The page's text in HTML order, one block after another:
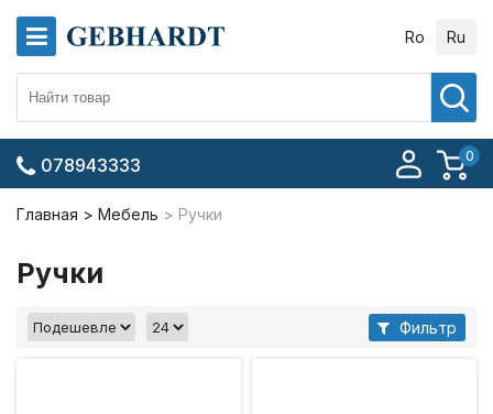
Ro Ru
0
078943333
Главная Мебель Ручки
Ручки
Фильтр